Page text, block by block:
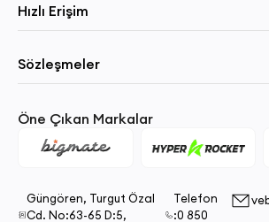
Hızlı Erişim
Sözleşmeler
Öne Çıkan Markalar
Güngören, Turgut Özal
Cd. No:63-65 D:5,
Telefon
:0 850